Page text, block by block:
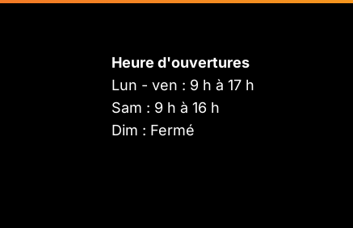
Heure d'ouvertures
Lun - ven : 9 h à 17 h
Sam : 9 h à 16 h
Dim : Fermé